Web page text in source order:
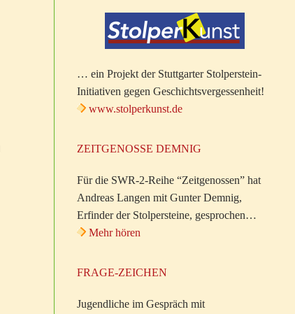
… ein Projekt der Stuttgarter Stolperstein-
Initiativen gegen Geschichtsvergessenheit!
www.stolperkunst.de
ZEITGENOSSE DEMNIG
Für die SWR-2-Reihe “Zeitgenossen” hat
Andreas Langen mit Gunter Demnig,
Erfinder der Stolpersteine, gesprochen…
Mehr hören
FRAGE-ZEICHEN
Jugendliche im Gespräch mit